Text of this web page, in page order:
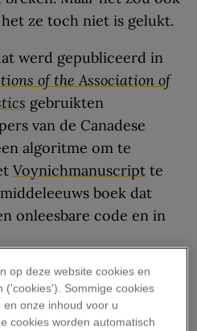
ze toch niet is gelukt.
werd gepubliceerd in
of the Association of
gebruikten
van de Canadese
algoritme om te
Voynichmanuscript te
boek dat
onleesbare code en in
zijn sceptisch, en er
rond het document
op deze website cookies en
('cookies'). Sommige cookies
onze inhoud voor u
cookies worden automatisch